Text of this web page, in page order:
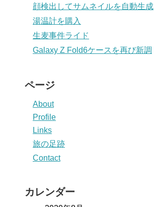
顔検出してサムネイルを自動生成
湯温計を購入
生麦事件ライド
Galaxy Z Fold6ケースを再び新調
ページ
About
Profile
Links
旅の足跡
Contact
カレンダー